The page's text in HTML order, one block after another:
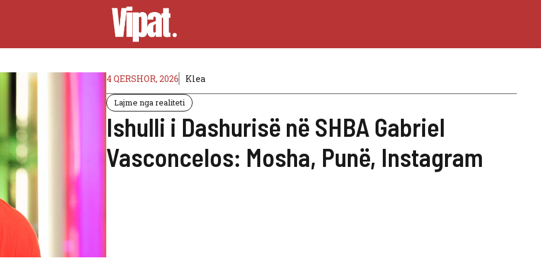
4 QERSHOR, 2026 Klea
Lajme nga realiteti
Ishulli i Dashurisë në SHBA Gabriel
Vasconcelos: Mosha, Punë, Instagram